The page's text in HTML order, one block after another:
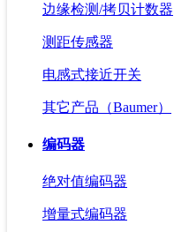
边缘检测/拷贝计数器
测距传感器
电感式接近开关
其它产品（Baumer）
编码器
绝对值编码器
增量式编码器